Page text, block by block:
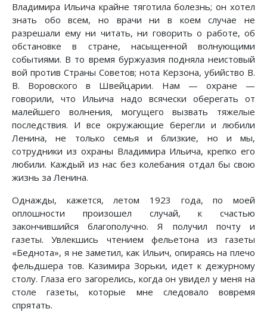
Владимира Ильича крайне тяготила болезнь; он хотел
знать обо всем, но врачи ни в коем случае не
разрешали ему ни читать, ни говорить о работе, об
обстановке в стране, насыщенной волнующими
событиями. В то время буржуазия подняла неистовый
вой против Страны Советов; нота Керзона, убийство В.
В. Воровского в Швейцарии. Нам — охране —
говорили, что Ильича надо всячески оберегать от
малейшего волнения, могущего вызвать тяжелые
последствия. И все окружающие берегли и любили
Ленина, не только семья и близкие, но и мы,
сотрудники из охраны Владимира Ильича, крепко его
любили. Каждый из нас без колебания отдал бы свою
жизнь за Ленина.
Однажды, кажется, летом 1923 года, по моей
оплошности произошел случай, к счастью
закончившийся благополучно. Я получил почту и
газеты. Увлекшись чтением фельетона из газеты
«Беднота», я не заметил, как Ильич, опираясь на плечо
фельдшера тов. Казимира Зорьки, идет к дежурному
столу. Глаза его загорелись, когда он увидел у меня на
столе газеты, которые мне следовало вовремя
спрятать.